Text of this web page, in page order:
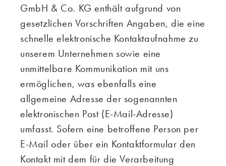
GmbH & Co. KG enthält aufgrund von
gesetzlichen Vorschriften Angaben, die eine
schnelle elektronische Kontaktaufnahme zu
unserem Unternehmen sowie eine
unmittelbare Kommunikation mit uns
ermöglichen, was ebenfalls eine
allgemeine Adresse der sogenannten
elektronischen Post (E-Mail-Adresse)
umfasst. Sofern eine betroffene Person per
E-Mail oder über ein Kontaktformular den
Kontakt mit dem für die Verarbeitung